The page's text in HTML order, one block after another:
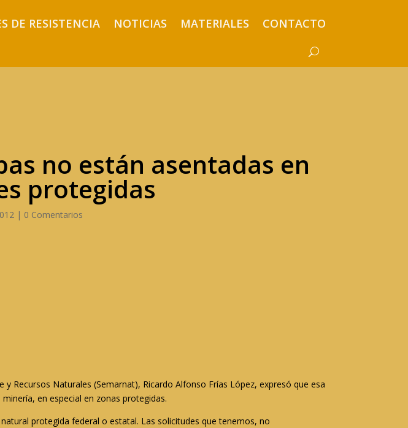
DE RESISTENCIA NOTICIAS MATERIALES CONTACTO
no están asentadas en
protegidas
| 0 Comentarios
Recursos Naturales (Semarnat), Ricardo Alfonso Frías López, expresó que esa
en especial en zonas protegidas.
protegida federal o estatal. Las solicitudes que tenemos, no